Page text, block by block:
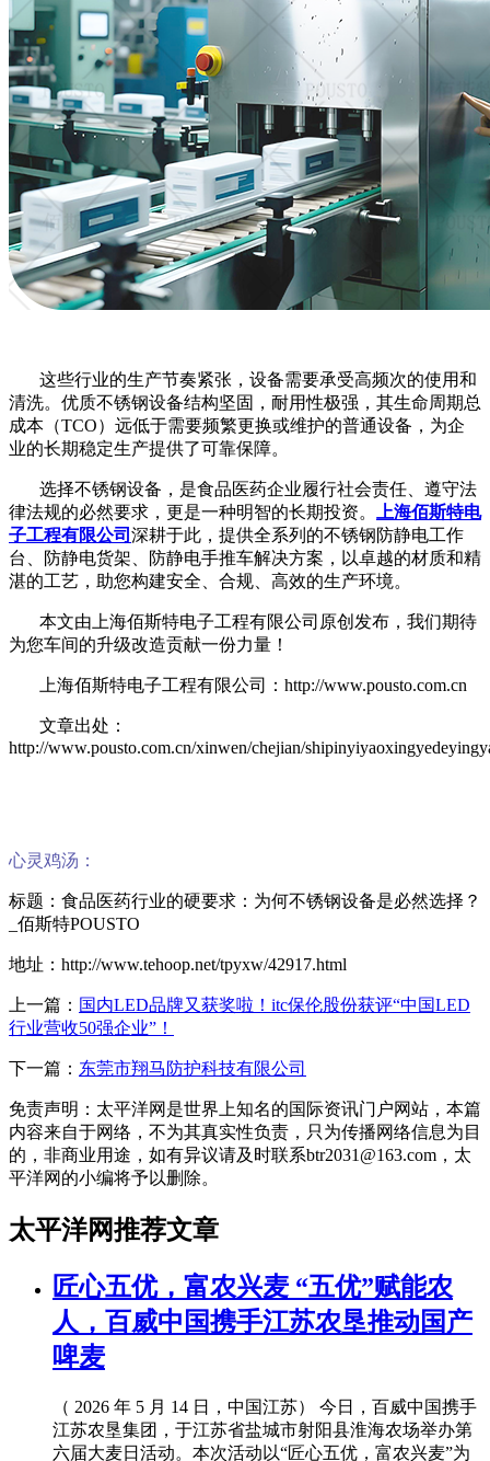
这些行业的生产节奏紧张，设备需要承受高频次的使用和
清洗。优质不锈钢设备结构坚固，耐用性极强，其生命周期总
成本（TCO）远低于需要频繁更换或维护的普通设备，为企
业的长期稳定生产提供了可靠保障。
选择不锈钢设备，是食品医药企业履行社会责任、遵守法
律法规的必然要求，更是一种明智的长期投资。
上海佰斯特电
子工程有限公司 深耕于此，提供全系列的不锈钢防静电工作
台、防静电货架、防静电手推车解决方案，以卓越的材质和精
湛的工艺，助您构建安全、合规、高效的生产环境。
本文由上海佰斯特电子工程有限公司原创发布，我们期待
为您车间的升级改造贡献一份力量！
上海佰斯特电子工程有限公司：http://www.pousto.com.cn
文章出处：
http://www.pousto.com.cn/xinwen/chejian/
心灵鸡汤：
标题：食品医药行业的硬要求：为何不锈钢设备是必然选择？
_佰斯特POUSTO
地址：http://www.tehoop.net/tpyxw/42917.html
上一篇： 国内LED品牌又获奖啦！itc保伦股份获评“中国LED
行业营收50强企业”！
下一篇： 东莞市翔马防护科技有限公司
免责声明：太平洋网是世界上知名的国际资讯门户网站，本篇
内容来自于网络，不为其真实性负责，只为传播网络信息为目
的，非商业用途，如有异议请及时联系btr2031@163.com，太
平洋网的小编将予以删除。
太平洋网推荐文章
匠心五优，富农兴麦 “五优”赋能农
人，百威中国携手江苏农垦推动国产
啤麦
（ 2026 年 5 月 14 日，中国江苏） 今日，百威中国携手
江苏农垦集团，于江苏省盐城市射阳县淮海农场举办第
六届大麦日活动。本次活动以“匠心五优，富农兴麦”为